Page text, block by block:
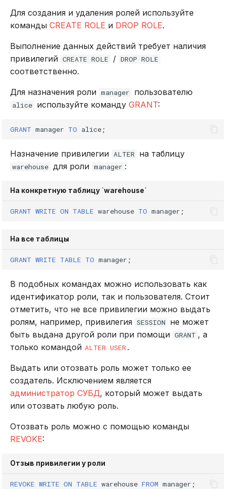
Для создания и удаления ролей используйте
команды CREATE ROLE и DROP ROLE.
Выполнение данных действий требует наличия
привилегий CREATE ROLE / DROP ROLE
соответственно.
Для назначения роли manager пользователю
alice используйте команду GRANT:
GRANT manager TO alice;
Назначение привилегии ALTER на таблицу
warehouse для роли manager :
На конкретную таблицу `warehouse`
GRANT WRITE ON TABLE warehouse TO manager ;
На все таблицы
GRANT WRITE TABLE TO manager ;
В подобных командах можно использовать как
идентификатор роли, так и пользователя. Стоит
отметить, что не все привилегии можно выдать
ролям, например, привилегия SESSION
не может
быть выдана другой роли при помощи GRANT , а
только командой ALTER USER .
Выдать или отозвать роль может только ее
создатель. Исключением является
администратор СУБД, который может выдать
или отозвать любую роль.
Отозвать роль можно с помощью команды
REVOKE:
Отзыв привилегии у роли
REVOKE WRITE ON TABLE warehouse FROM manager ;